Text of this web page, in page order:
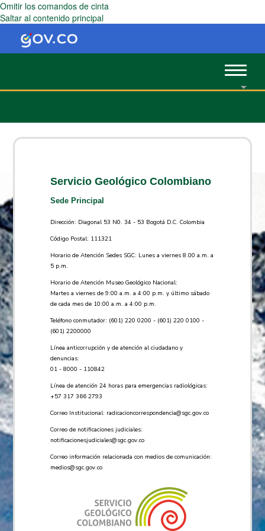
Omitir los comandos de cinta
Saltar al contenido principal
Toggle
Servicio Geológico Colombiano
Sede Principal
Dirección: Diagonal 53 N0. 34 - 53 Bogotá D.C. Colombia
Código Postal: 111321
Horario de Atención Sedes SGC: Lunes a viernes 8.00 a.m. a
5 p.m.
Horario de Atención Museo Geológico Nacional:
Martes a viernes de 9:00 a.m. a 4:00 p.m. y último sábado
de cada mes de 10:00 a.m. a 4:00 p.m.
Teléfono conmutador: (601) 220 0200 - (601) 220 0100 -
(601) 2200000
Línea anticorrupción y de atención al ciudadano y
denuncias:
01 - 8000 - 110842
Línea de atención 24 horas para emergencias radiológicas:
+57 ​317 366 2793
Correo Institucional: radicacioncorrespondencia@sgc.gov.co
Correo de notificaciones judiciales:
notificacionesjudiciales@sgc.gov.co
Correo información relacionada con medios de comunicación:
medios@sgc.gov.co